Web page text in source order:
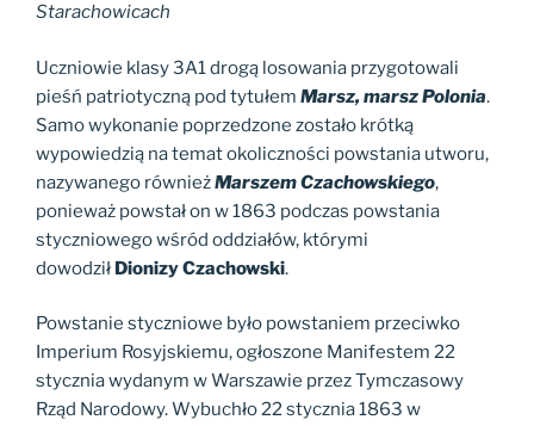
Starachowicach
Uczniowie klasy 3A1 drogą losowania przygotowali
pieśń patriotyczną pod tytułem Marsz, marsz Polonia.
Samo wykonanie poprzedzone zostało krótką
wypowiedzią na temat okoliczności powstania utworu,
nazywanego równieżMarszem Czachowskiego,
ponieważ powstał on w 1863 podczas powstania
styczniowego wśród oddziałów, którymi
dowodził Dionizy Czachowski.
Powstanie styczniowe było powstaniem przeciwko
Imperium Rosyjskiemu, ogłoszone Manifestem 22
stycznia wydanym w Warszawie przez Tymczasowy
Rząd Narodowy. Wybuchło 22 stycznia 1863 w